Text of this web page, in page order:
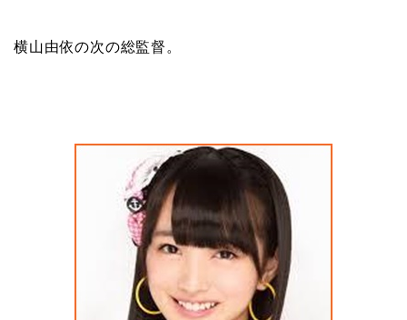
横山由依の次の総監督。